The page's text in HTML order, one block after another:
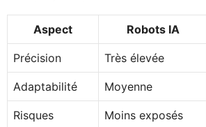
Aspect Robots IA
Précision Très élevée
Adaptabilité Moyenne
Risques Moins exposés